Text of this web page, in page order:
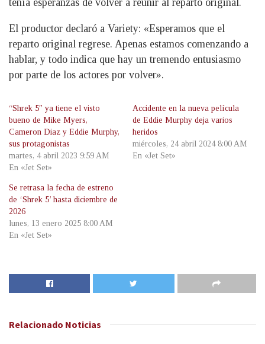
tenía esperanzas de volver a reunir al reparto original.
El productor declaró a Variety: «Esperamos que el
reparto original regrese. Apenas estamos comenzando a
hablar, y todo indica que hay un tremendo entusiasmo
por parte de los actores por volver».
“Shrek 5″ ya tiene el visto
bueno de Mike Myers,
Cameron Diaz y Eddie Murphy,
sus protagonistas
martes, 4 abril 2023 9:59 AM
En «Jet Set»
Accidente en la nueva película
de Eddie Murphy deja varios
heridos
miércoles, 24 abril 2024 8:00 AM
En «Jet Set»
Se retrasa la fecha de estreno
de ‘Shrek 5’ hasta diciembre de
2026
lunes, 13 enero 2025 8:00 AM
En «Jet Set»
Relacionado Noticias